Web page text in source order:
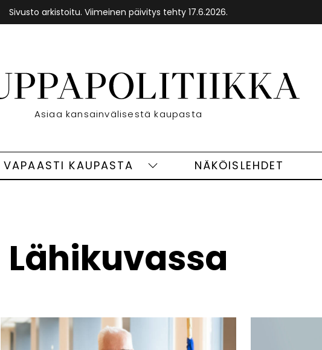
Sivusto arkistoitu. Viimeinen päivitys tehty 17.6.2026.
Etusivu
Asiaa kansainvälisestä kaupasta
VAPAASTI KAUPASTA
VapaastiNÄKÖISLEHDET
Lähikuvassa